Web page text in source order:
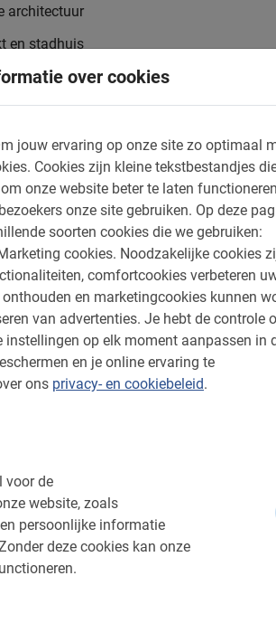
over cookies
jouw ervaring op onze site zo optimaal
Cookies zijn kleine tekstbestandjes
onze website beter te laten
onze site gebruiken. Op deze
soorten cookies die we gebruiken:
cookies. Noodzakelijke cookies
comfortcookies verbeteren
en marketingcookies kunnen
van advertenties. Je hebt de controle
instellingen op elk moment aanpassen in
en je online ervaring te
ons privacy- en cookiebeleid.
voor de
website, zoals
persoonlijke informatie
deze cookies kan onze
architectuur
en stadhuis
Sphinx fabriek
mee langs de must-
straatjes, over de
van de stad, de
terrassen, je ervaart
van de stad,
is. Kies voor de
stad!
Rieu en Tom
boekingsmenu
Betalen doe
wilt houden, kun je dit